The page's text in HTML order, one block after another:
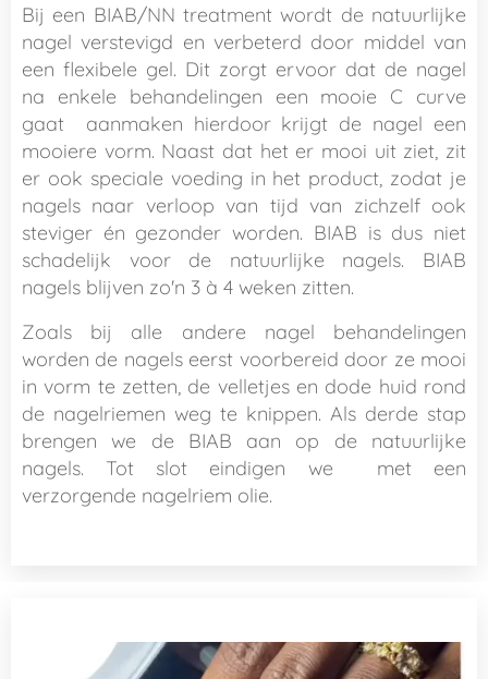
Bij een BIAB/NN treatment wordt de natuurlijke
nagel verstevigd en verbeterd door middel van
een flexibele gel. Dit zorgt ervoor dat de nagel
na enkele behandelingen een mooie C curve
gaat aanmaken hierdoor krijgt de nagel een
mooiere vorm. Naast dat het er mooi uit ziet, zit
er ook speciale voeding in het product, zodat je
nagels naar verloop van tijd van zichzelf ook
steviger én gezonder worden. BIAB is dus niet
schadelijk voor de natuurlijke nagels. BIAB
nagels blijven zo'n 3 à 4 weken zitten.
Zoals bij alle andere nagel behandelingen
worden de nagels eerst voorbereid door ze mooi
in vorm te zetten, de velletjes en dode huid rond
de nagelriemen weg te knippen. Als derde stap
brengen we de BIAB aan op de natuurlijke
nagels. Tot slot eindigen we met een
verzorgende nagelriem olie.